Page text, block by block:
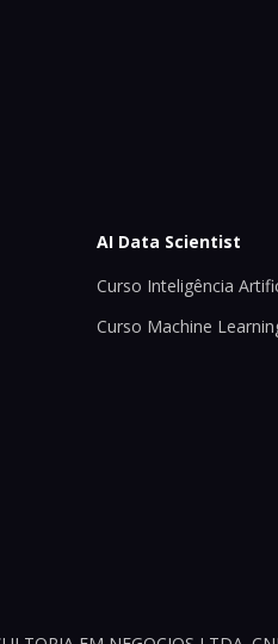
AI Data Scientist
Curso Inteligência
Curso Machine